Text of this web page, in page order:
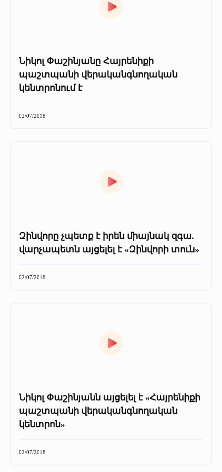
Նիկոլ Փաշինյանը Հայրենիքի
պաշտպանի վերականգնողական
կենտրոնում է
02/07/2018
Զինվորը չպետք է իրեն միայնակ զգա.
վարչապետն այցելել է «Զինվորի տուն»
02/07/2018
Նիկոլ Փաշինյանն այցելել է «Հայրենիքի
պաշտպանի վերականգնողական
կենտրոն»
02/07/2018